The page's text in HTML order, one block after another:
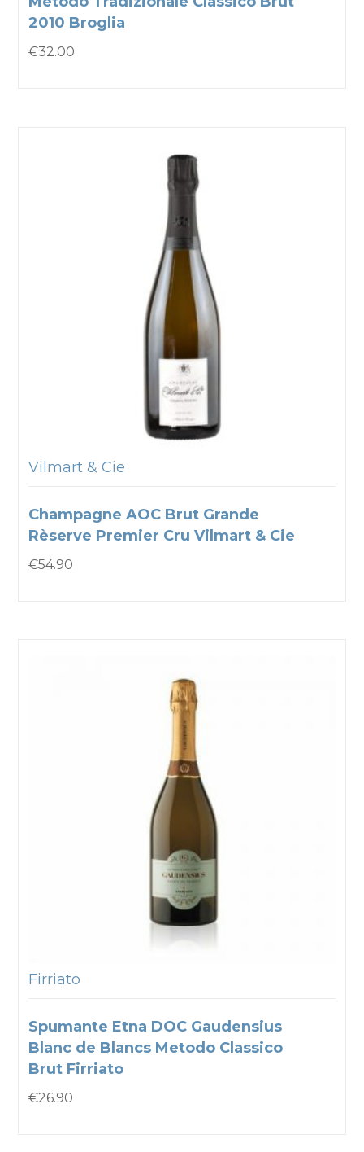
2010 Broglia
€32.00
Vilmart & Cie
Champagne AOC Brut Grande
Rèserve Premier Cru Vilmart & Cie
€54.90
Firriato
Spumante Etna DOC Gaudensius
Blanc de Blancs Metodo Classico
Brut Firriato
€26.90